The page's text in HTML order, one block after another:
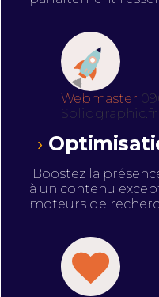
Webmaster
Solidgraphic.fr
Boostez la
à un contenu
moteurs de